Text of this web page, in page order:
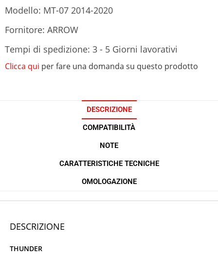
Modello: MT-07 2014-2020
Fornitore: ARROW
Tempi di spedizione: 3 - 5 Giorni lavorativi
Clicca qui per fare una domanda su questo prodotto
DESCRIZIONE
COMPATIBILITÀ
NOTE
CARATTERISTICHE TECNICHE
OMOLOGAZIONE
DESCRIZIONE
THUNDER